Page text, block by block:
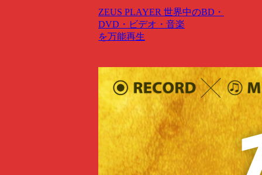
ZEUS PLAYER 世界中のBD・
DVD・ビデオ・音楽
を万能再生